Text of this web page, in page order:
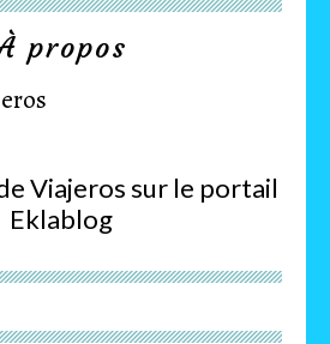
propos
Viajerossur le portail
Eklablog